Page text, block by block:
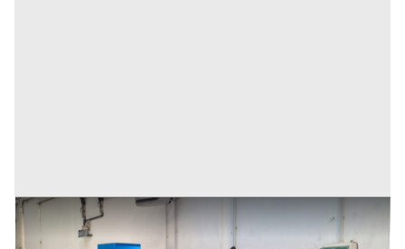
Forno Serigrafico Chiossi e Cavazzuti Duo 1900
Prezzo